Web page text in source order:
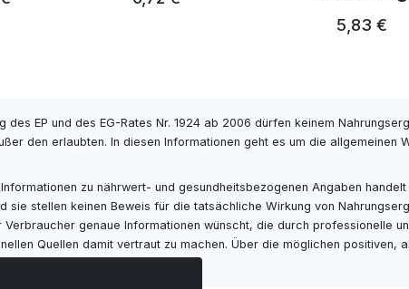
des EP und des EG-Rates Nr. 1924 ab 2006 dürfen keinem
den erlaubten. In diesen Informationen geht es um die allgemeinen
zu nährwert- und gesundheitsbezogenen Angaben
sie stellen keinen Beweis für die tatsächliche Wirkung von
Verbraucher genaue Informationen wünscht, die durch professionelle
Quellen damit vertraut zu machen. Über die möglichen positiven,